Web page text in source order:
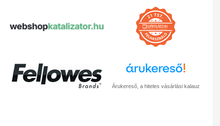
Árukereső, a hiteles vásárlási kalauz